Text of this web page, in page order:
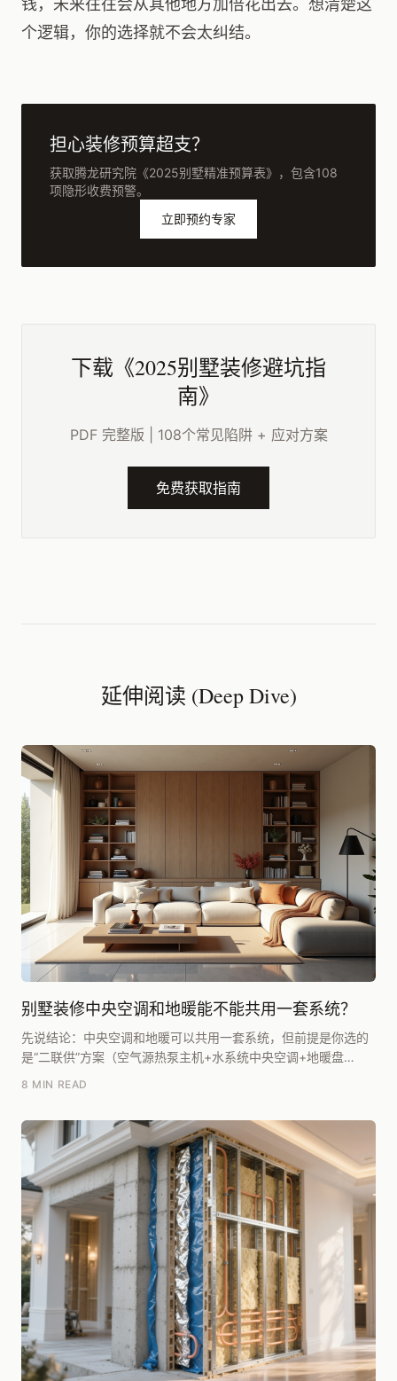
钱，未来往往会从其他地方加倍花出去。想清楚这
个逻辑，你的选择就不会太纠结。
担心装修预算超支？
获取腾龙研究院《2025别墅精准预算表》，包含108
项隐形收费预警。
立即预约专家
下载《2025别墅装修避坑指
南》
PDF 完整版 | 108个常见陷阱 + 应对方案
免费获取指南
延伸阅读 (Deep Dive)
别墅装修中央空调和地暖能不能共用一套系统？
先说结论：中央空调和地暖可以共用一套系统，但前提是你选的
是“二联供”方案（空气源热泵主机+水系统中央空调+地暖盘
8 MIN READ